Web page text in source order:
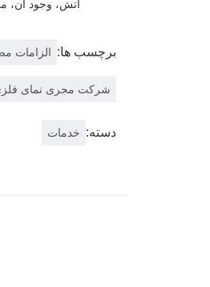
آتش، وجود آن،
برچسب ها: الزامات
شرکت مجری نمای
دسته: خدمات